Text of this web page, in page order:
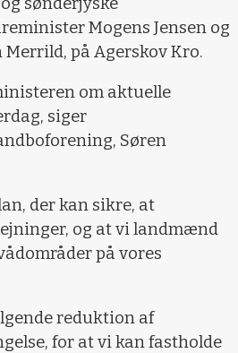
Mogens Jensen og
på Agerskov Kro.
om aktuelle
siger
Søren
der kan sikre, at
og at vi landmænd
på vores
reduktion af
for at vi kan fastholde